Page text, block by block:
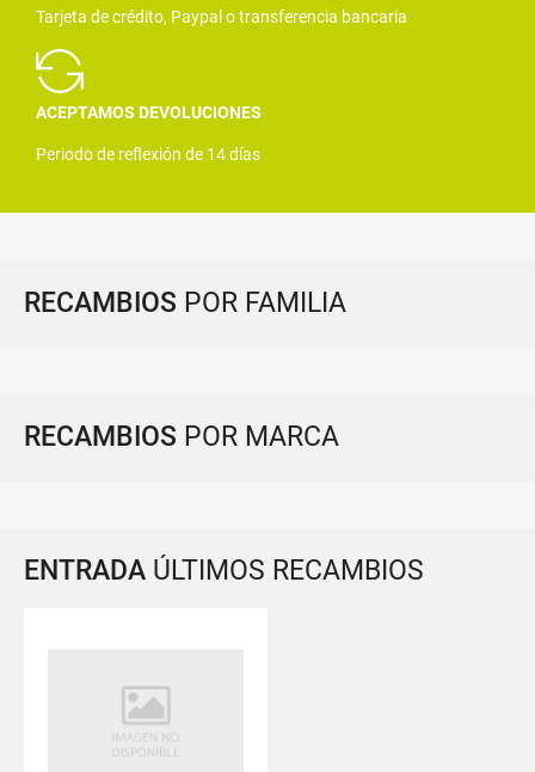
Tarjeta de crédito, Paypal o transferencia bancaria
ACEPTAMOS DEVOLUCIONES
Periodo de reflexión de 14 días
RECAMBIOS POR FAMILIA
RECAMBIOS POR MARCA
ENTRADA ÚLTIMOS RECAMBIOS